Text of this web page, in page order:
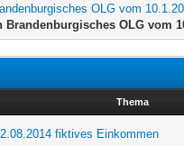
OLG vom
OLG vom
Thema
fiktives Einkommen